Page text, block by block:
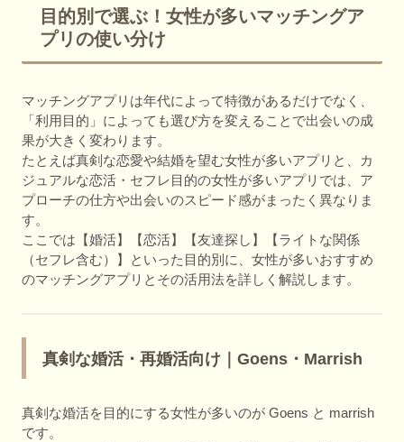
目的別で選ぶ！女性が多いマッチングア
プリの使い分け
マッチングアプリは年代によって特徴があるだけでなく、
「利用目的」によっても選び方を変えることで出会いの成
果が大きく変わります。
たとえば真剣な恋愛や結婚を望む女性が多いアプリと、カ
ジュアルな恋活・セフレ目的の女性が多いアプリでは、ア
プローチの仕方や出会いのスピード感がまったく異なりま
す。
ここでは【婚活】【恋活】【友達探し】【ライトな関係
（セフレ含む）】といった目的別に、女性が多いおすすめ
のマッチングアプリとその活用法を詳しく解説します。
真剣な婚活・再婚活向け｜Goens・Marrish
真剣な婚活を目的にする女性が多いのが Goens と marrish
です。